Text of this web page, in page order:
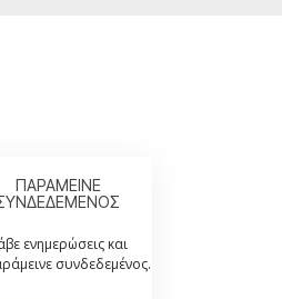
και
ΠΑΡΑΜΕΙΝΕ
ενημερώσεις και
συνδεδεμένος.